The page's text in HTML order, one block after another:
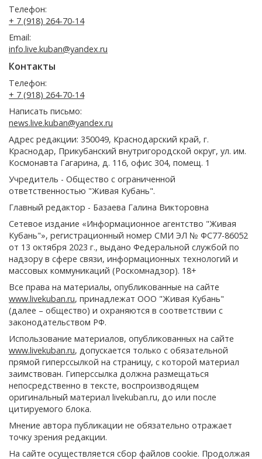
Телефон:
+ 7 (918) 264-70-14
Email:
info.live.kuban@yandex.ru
Контакты
Телефон:
+ 7 (918) 264-70-14
Написать письмо:
news.live.kuban@yandex.ru
Адрес редакции: 350049, Краснодарский край, г.
Краснодар, Прикубанский внутригородской округ, ул. им.
Космонавта Гагарина, д. 116, офис 304, помещ. 1
Учредитель - Общество с ограниченной
ответственностью "Живая Кубань".
Главный редактор - Базаева Галина Викторовна
Сетевое издание «Информационное агентство "Живая
Кубань"», регистрационный номер СМИ ЭЛ № ФС77-86052
от 13 октября 2023 г., выдано Федеральной службой по
надзору в сфере связи, информационных технологий и
массовых коммуникаций (Роскомнадзор). 18+
Все права на материалы, опубликованные на сайте
www.livekuban.ru, принадлежат ООО "Живая Кубань"
(далее – общество) и охраняются в соответствии с
законодательством РФ.
Использование материалов, опубликованных на сайте
www.livekuban.ru, допускается только с обязательной
прямой гиперссылкой на страницу, с которой материал
заимствован. Гиперссылка должна размещаться
непосредственно в тексте, воспроизводящем
оригинальный материал livekuban.ru, до или после
цитируемого блока.
Мнение автора публикации не обязательно отражает
точку зрения редакции.
На сайте осуществляется сбор файлов cookie. Продолжая